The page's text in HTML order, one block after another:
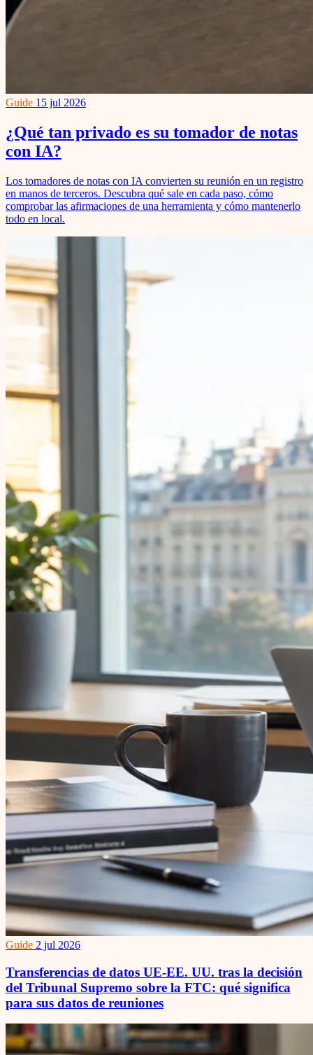
Guide 15 jul 2026
¿Qué tan privado es su tomador de notas
con IA?
Los tomadores de notas con IA convierten su reunión en un registro
en manos de terceros. Descubra qué sale en cada paso, cómo
comprobar las afirmaciones de una herramienta y cómo mantenerlo
todo en local.
Guide 2 jul 2026
Transferencias de datos UE-EE. UU. tras la decisión
del Tribunal Supremo sobre la FTC: qué significa
para sus datos de reuniones